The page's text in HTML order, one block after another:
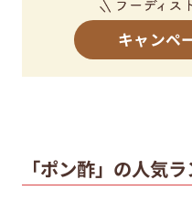
キャンペ
「ポン酢」の人気